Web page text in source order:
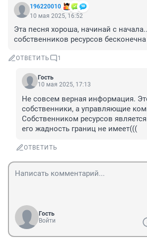
196220010
10 мая 2025, 16:52
Эта песня хороша, начинай с
собственников ресурсов бесконечна
ОТВЕТИТЬ 1
Гость
10 мая 2025, 17:13
Не совсем верная информация.
собственники, а управляющие
Собственником ресурсов
его жадность границ не имеет(((
ОТВЕТИТЬ
Гость
Войти